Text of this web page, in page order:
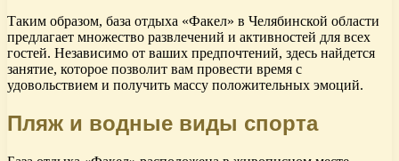
Таким образом, база отдыха «Факел» в Челябинской области
предлагает множество развлечений и активностей для всех
гостей. Независимо от ваших предпочтений, здесь найдется
занятие, которое позволит вам провести время с
удовольствием и получить массу положительных эмоций.
Пляж и водные виды спорта